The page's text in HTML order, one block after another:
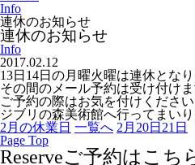
Info
連休のお知らせ
連休のお知らせ
Info
2017.02.12
13日14日の月曜火曜は連休となり
その間のメール予約は受け付けま
ご予約の際はお気を付けください
ジブリの森美術館へ行ってまい
2月の休業日 一覧へ 2月20日21日
Page Top
Reserveご予約はこち